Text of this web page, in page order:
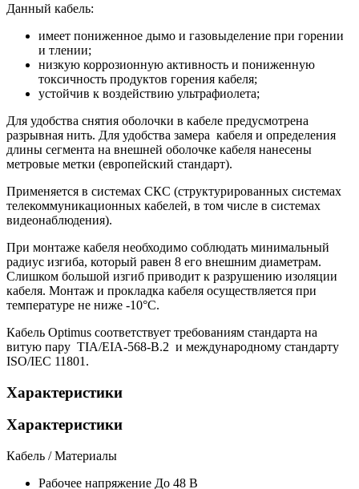
Данный кабель:
имеет пониженное дымо и газовыделение при горении
и тлении;
низкую коррозионную активность и пониженную
токсичность продуктов горения кабеля;
устойчив к воздействию ультрафиолета;
Для удобства снятия оболочки в кабеле предусмотрена
разрывная нить. Для удобства замера кабеля и определения
длины сегмента на внешней оболочке кабеля нанесены
метровые метки (европейский стандарт).
Применяется в системах СКС (структурированных системах
телекоммуникационных кабелей, в том числе в системах
видеонаблюдения).
При монтаже кабеля необходимо соблюдать минимальный
радиус изгиба, который равен 8 его внешним диаметрам.
Слишком большой изгиб приводит к разрушению изоляции
кабеля. Монтаж и прокладка кабеля осуществляется при
температуре не ниже -10°С.
Кабель Optimus соответствует требованиям стандарта на
витую пару TIA/EIA-568-B.2 и международному стандарту
ISO/IEC 11801.
Характеристики
Характеристики
Кабель / Материалы
Рабочее напряжение До 48 В